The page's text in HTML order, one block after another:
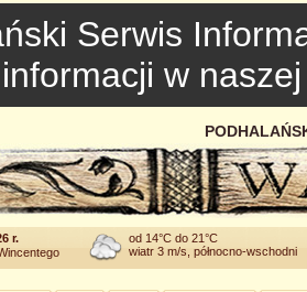
Serwis
w
r.
od 14°C do 21°C
wiatr 3 m/s, północno-wschodni